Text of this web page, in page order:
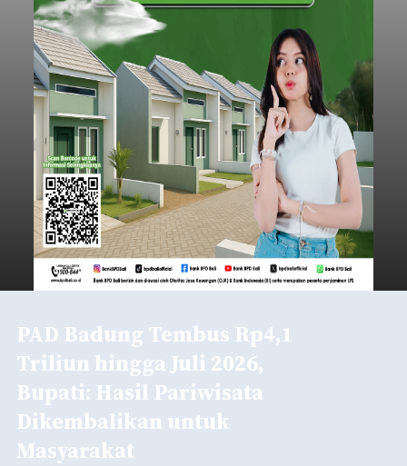
PAD Badung Tembus Rp4,1
Triliun hingga Juli 2026,
Bupati: Hasil Pariwisata
Dikembalikan untuk
Masyarakat